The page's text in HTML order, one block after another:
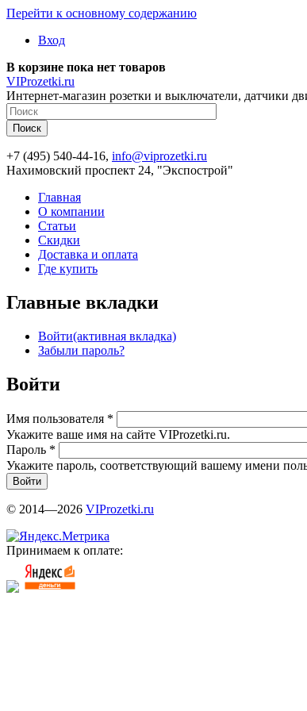
Перейти к основному содержанию
Вход
В корзине пока нет товаров
VIProzetki.ru
Интернет-магазин розетки и выключатели, датчики
+7 (495) 540-44-16, info@viprozetki.ru
Нахимовский проспект 24, "Экспострой"
Главная
О компании
Статьи
Скидки
Доставка и оплата
Где купить
Главные вкладки
Войти(активная вкладка)
Забыли пароль?
Войти
Имя пользователя *
Укажите ваше имя на сайте VIProzetki.ru.
Пароль *
Укажите пароль, соответствующий вашему имени
© 2014—2026 VIProzetki.ru
Принимаем к оплате: